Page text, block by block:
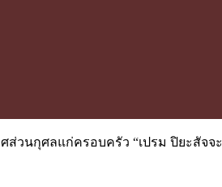
นกุศลแก่ครอบครัว “เปรม ปิยะสัจจะ